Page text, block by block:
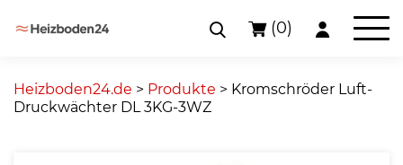
content
(0)
Heizboden24.de > Produkte > Kromschröder Luft-
Druckwächter DL 3KG-3WZ